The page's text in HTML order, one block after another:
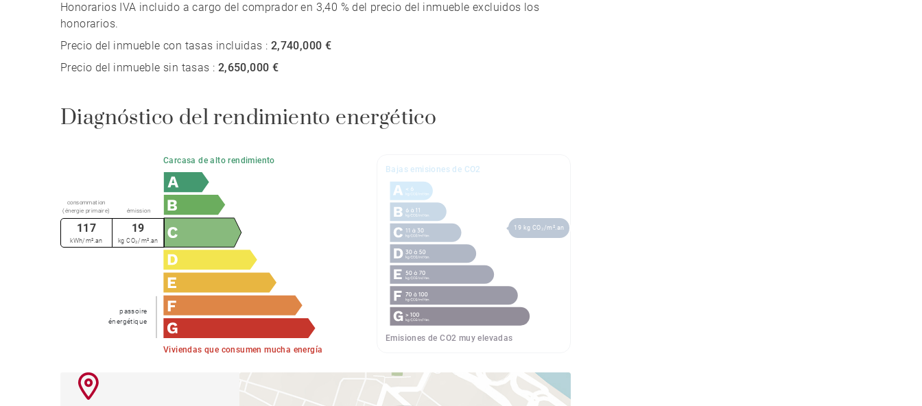
Honorarios IVA incluido a cargo del comprador en 3,40 % del precio del inmueble excluidos los
honorarios.
Precio del inmueble con tasas incluidas : 2,740,000 €
Precio del inmueble sin tasas : 2,650,000 €
Diagnóstico del rendimiento energético
Carcasa de alto rendimiento
Viviendas que consumen mucha energía
passoire
énergétique
consommation
(énergie primaire)
émission
117
kWh/m².an
19
kg CO₂/m².an
Bajas emisiones de CO2
Emisiones de CO2 muy elevadas
19 kg CO₂/m².an